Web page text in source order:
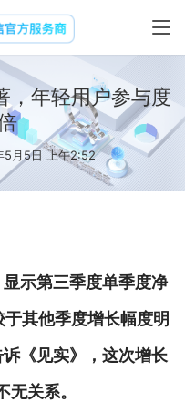
，年轻用户参与度
5月5日 上午2:52
示第三季度单季度净
其他季度增长幅度明
《见实》，这次增长
关系。